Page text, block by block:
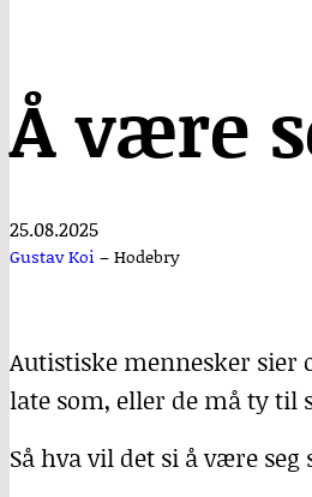
Å være
25.08.2025
Gustav Koi –Hodebry
Autistiske mennesker sier
late som, eller de må ty til
Så hva vil det si å være seg